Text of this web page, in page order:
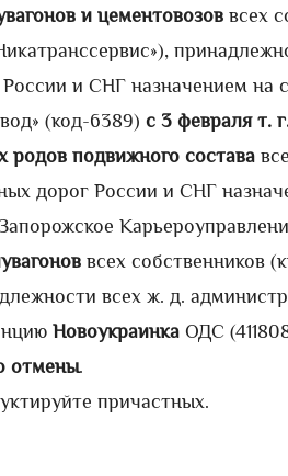
и цементовозов всех
России и СНГ назначением на
(код-6389) с 3 февраля т.
родов подвижного состава
дорог России и СНГ
всех собственников
всех ж. д.
Новоукраинка ОДС
отмены.
причастных.